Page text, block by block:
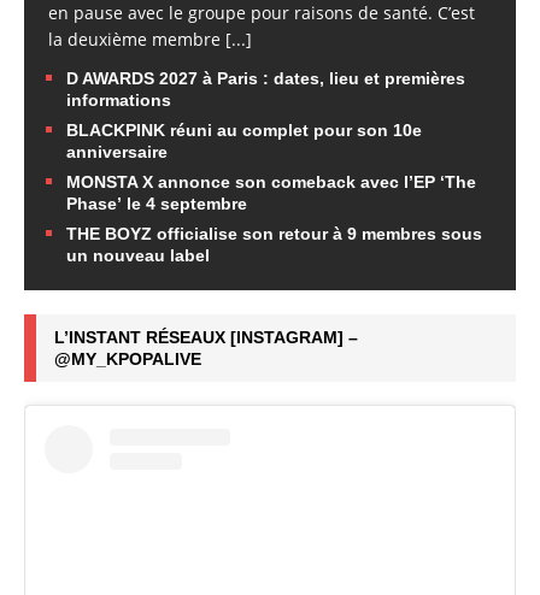
en pause avec le groupe pour raisons de santé. C’est
la deuxième membre [...]
D AWARDS 2027 à Paris : dates, lieu et premières
informations
BLACKPINK réuni au complet pour son 10e
anniversaire
MONSTA X annonce son comeback avec l’EP ‘The
Phase’ le 4 septembre
THE BOYZ officialise son retour à 9 membres sous
un nouveau label
L’INSTANT RÉSEAUX [INSTAGRAM] –
@MY_KPOPALIVE